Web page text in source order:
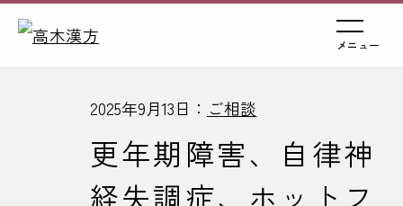
メニュー
2025年9月13日： ご相談
更年期障害、自律神
経失調症、ホットフ